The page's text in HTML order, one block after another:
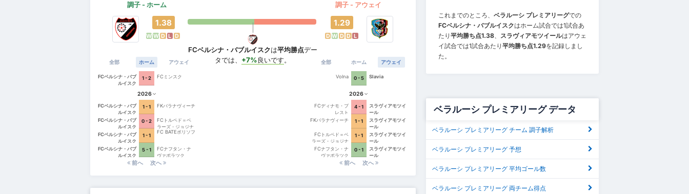
調子 - ホーム 調子 - アウェイ
1.38
W W D L D
全部 ホーム アウェイ
FCベルシナ・バブ
ルイスク
1 - 2 FCミンスク
2026
FCベルシナ・バブ
ルイスク
1 - 1 FKバラナヴィーチ
FCベルシナ・バブ
ルイスク
0 - 2
FCトルペド＝ベ
ラーズ・ジョジナ
FCベルシナ・バブ
ルイスク
1 - 1
FC BATEボリソフ
FCベルシナ・バブ
ルイスク
5 - 1
FCナフタン・ナ
ヴァポラツク
前へ 次へ
FCベルシナ・バブルイスクは平均勝点デー
タでは、 +7%良いです。
1.29
D W D D L
全部 ホーム アウェイ
Volna 0 - 5 Slavia
2026
FCディナモ・ブ
レスト
4 - 1
スラヴィアモツイ
ール
FKバラナヴィーチ
1 - 1
スラヴィアモツイ
ール
FCトルペド＝ベ
ラーズ・ジョジナ
1 - 1
スラヴィアモツイ
ール
FCナフタン・ナ
ヴァポラツク
0 - 1
スラヴィアモツイ
ール
前へ 次へ
これまでのところ、 ベラルーシ プレミアリーグでの
FCベルシナ・バブルイスクはホーム試合では1試合あ
たり 平均勝ち点1.38、 スラヴィアモツイールはアウェ
イ試合では1試合あたり 平均勝ち点1.29を記録しまし
た。
ベラルーシ プレミアリーグ データ
ベラルーシ プレミアリーグ チーム 調子解析
ベラルーシ プレミアリーグ 予想
ベラルーシ プレミアリーグ 平均ゴール数
ベラルーシ プレミアリーグ 両チーム得点